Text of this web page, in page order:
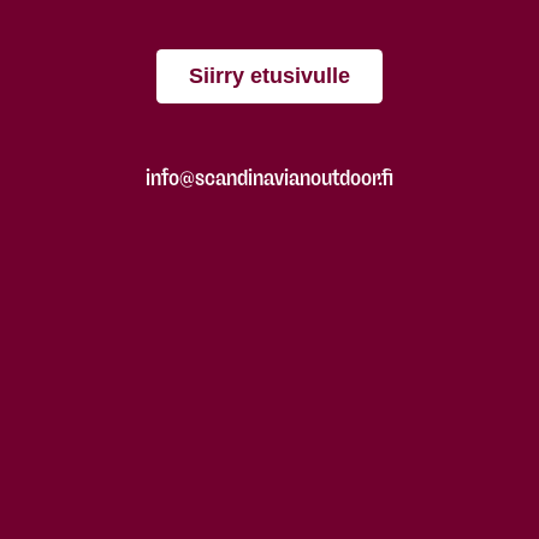
Siirry etusivulle
info@scandinavianoutdoor.fi